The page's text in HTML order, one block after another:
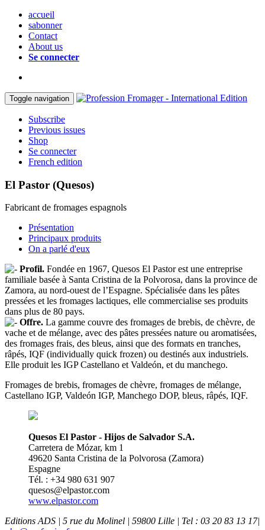
accueil
sabonner
Contact
About us
Se connecter
Toggle navigation
Subscribe
Previous issues
Shop
Se connecter
French edition
El Pastor (Quesos)
Fabricant de fromages espagnols
Présentation
Principaux produits
On a parlé d'eux
Profil. Fondée en 1967, Quesos El Pastor est une entreprise
familiale basée à Santa Cristina de la Polvorosa, dans la province de
Zamora, au nord-ouest de l’Espagne. Spécialisée dans les pâtes
pressées et les fromages lactiques, elle commercialise ses produits
dans plus de 80 pays.
Offre. La gamme couvre des fromages de brebis, de chèvre, de
vache et de mélange, avec des pâtes pressées nature ou aromatisées,
des fromages frais, des bleus, ainsi que des formats en tranches,
râpés, IQF (individually quick frozen) ou destinés aux industriels.
Elle produit les IGP Castellano et Valdeón, et du manchego.
Fromages de brebis, fromages de chèvre, fromages de mélange,
Castellano IGP, Valdeón IGP, Manchego DOP, bleus, râpés, IQF.
Quesos El Pastor - Hijos de Salvador S.A.
Carretera de Mózar, km 1
49620 Santa Cristina de la Polvorosa (Zamora)
Espagne
Tél. : +34 980 631 907
quesos@elpastor.com
www.elpastor.com
Editions ADS | 5 rue du Molinel | 59800 Lille | Tel : 03 20 83 13 17|